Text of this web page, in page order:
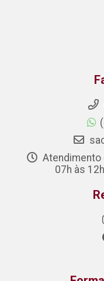
Atendimento
07h às